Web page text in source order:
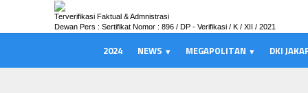
Terverifikasi Faktual & Admnistrasi
Dewan Pers : Sertifikat Nomor : 896 / DP - Verifikasi / K / XII / 2021
2024 NEWS MEGAPOLITAN DKI